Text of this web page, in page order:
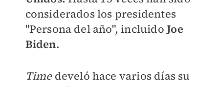
considerados los presidentes
"Persona del año", incluidoJoe
Biden.
Time develó hace varios días su